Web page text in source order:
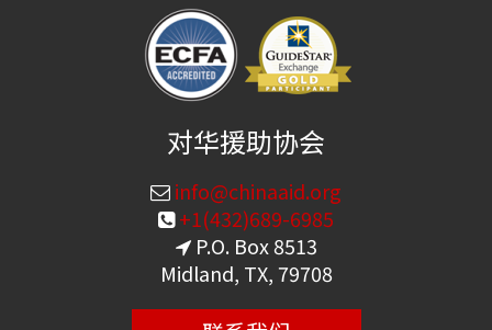
对华援助协会
info@chinaaid.org
+1(432)689-6985
P.O. Box 8513
Midland, TX, 79708